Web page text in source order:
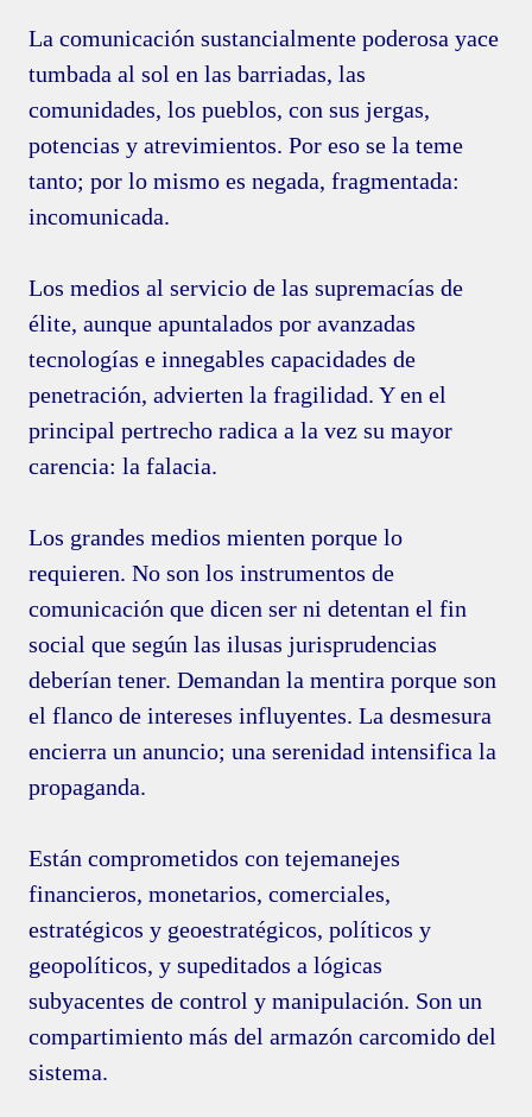
La comunicación sustancialmente poderosa yace
tumbada al sol en las barriadas, las
comunidades, los pueblos, con sus jergas,
potencias y atrevimientos. Por eso se la teme
tanto; por lo mismo es negada, fragmentada:
incomunicada.
Los medios al servicio de las supremacías de
élite, aunque apuntalados por avanzadas
tecnologías e innegables capacidades de
penetración, advierten la fragilidad. Y en el
principal pertrecho radica a la vez su mayor
carencia: la falacia.
Los grandes medios mienten porque lo
requieren. No son los instrumentos de
comunicación que dicen ser ni detentan el fin
social que según las ilusas jurisprudencias
deberían tener. Demandan la mentira porque son
el flanco de intereses influyentes. La desmesura
encierra un anuncio; una serenidad intensifica la
propaganda.
Están comprometidos con tejemanejes
financieros, monetarios, comerciales,
estratégicos y geoestratégicos, políticos y
geopolíticos, y supeditados a lógicas
subyacentes de control y manipulación. Son un
compartimiento más del armazón carcomido del
sistema.